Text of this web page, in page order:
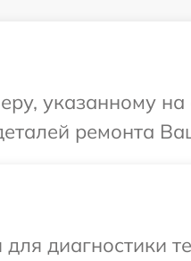
указанному на
ремонта
диагностики